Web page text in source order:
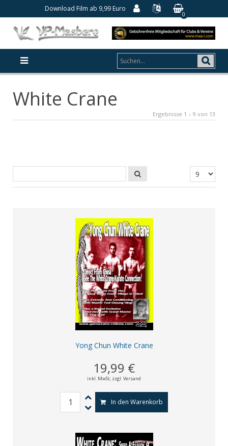
Download Film ab 9,99 Euro
0
White Crane
Ergebnisse 1 – 9 von 13
Yong Chun White Crane
19,99 €
inkl. MwSt, zzgl. Versand
In den Warenkorb